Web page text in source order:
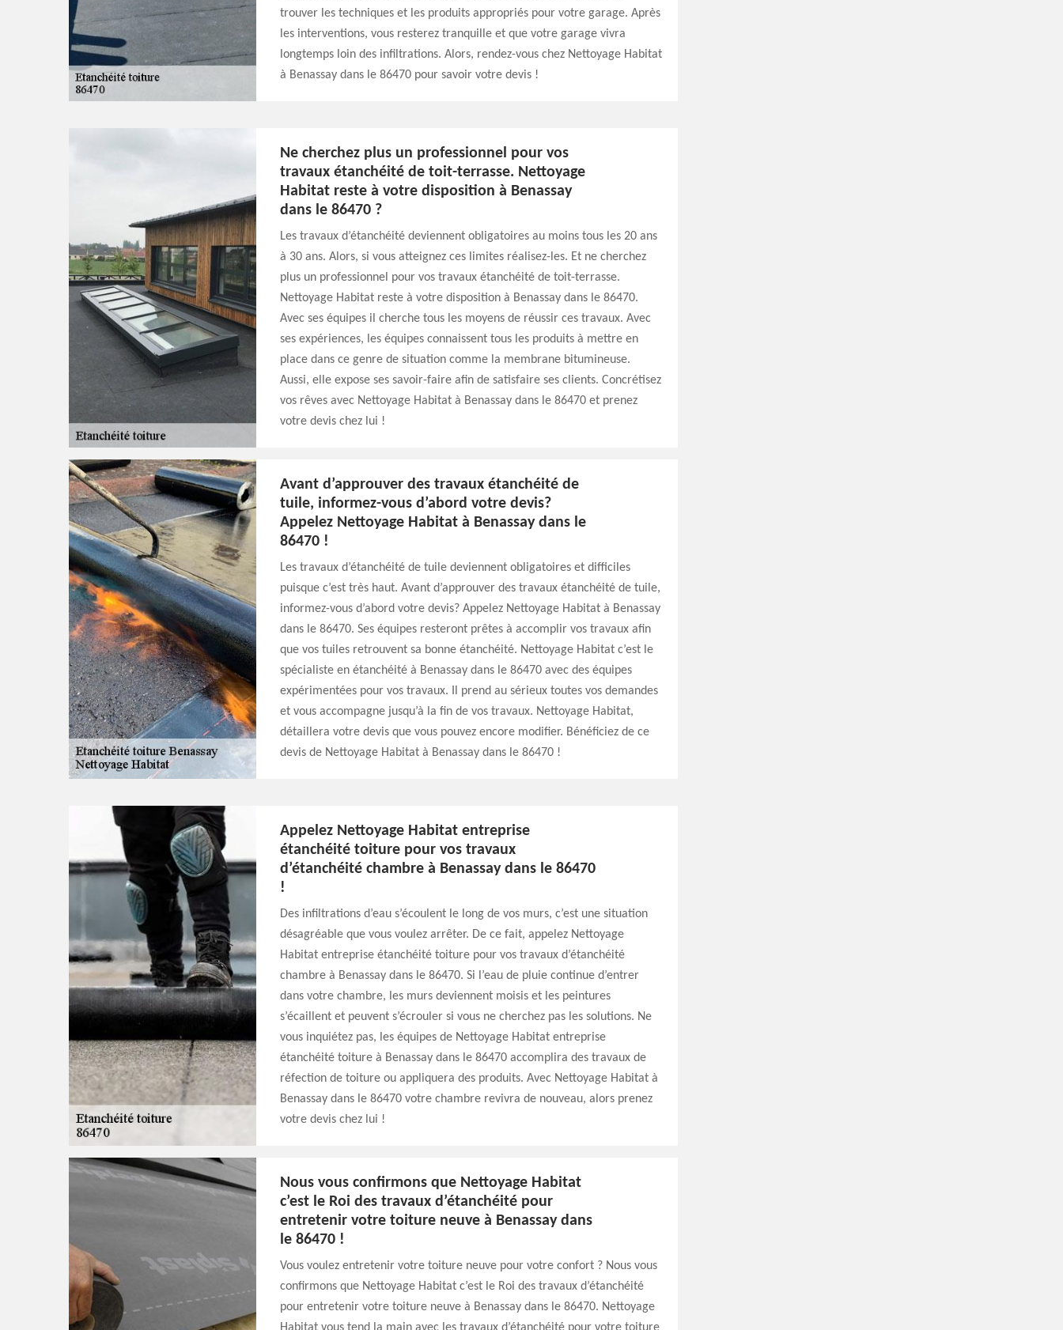
trouver les techniques et les produits appropriés pour votre garage. Après
les interventions, vous resterez tranquille et que votre garage vivra
longtemps loin des infiltrations. Alors, rendez-vous chez Nettoyage Habitat
à Benassay dans le 86470 pour savoir votre devis !
Ne cherchez plus un professionnel pour vos
travaux étanchéité de toit-terrasse. Nettoyage
Habitat reste à votre disposition à Benassay
dans le 86470 ?
Les travaux d’étanchéité deviennent obligatoires au moins tous les 20 ans
à 30 ans. Alors, si vous atteignez ces limites réalisez-les. Et ne cherchez
plus un professionnel pour vos travaux étanchéité de toit-terrasse.
Nettoyage Habitat reste à votre disposition à Benassay dans le 86470.
Avec ses équipes il cherche tous les moyens de réussir ces travaux. Avec
ses expériences, les équipes connaissent tous les produits à mettre en
place dans ce genre de situation comme la membrane bitumineuse.
Aussi, elle expose ses savoir-faire afin de satisfaire ses clients. Concrétisez
vos rêves avec Nettoyage Habitat à Benassay dans le 86470 et prenez
votre devis chez lui !
Avant d’approuver des travaux étanchéité de
tuile, informez-vous d’abord votre devis?
Appelez Nettoyage Habitat à Benassay dans le
86470 !
Les travaux d’étanchéité de tuile deviennent obligatoires et difficiles
puisque c’est très haut. Avant d’approuver des travaux étanchéité de tuile,
informez-vous d’abord votre devis? Appelez Nettoyage Habitat à Benassay
dans le 86470. Ses équipes resteront prêtes à accomplir vos travaux afin
que vos tuiles retrouvent sa bonne étanchéité. Nettoyage Habitat c’est le
spécialiste en étanchéité à Benassay dans le 86470 avec des équipes
expérimentées pour vos travaux. Il prend au sérieux toutes vos demandes
et vous accompagne jusqu’à la fin de vos travaux. Nettoyage Habitat,
détaillera votre devis que vous pouvez encore modifier. Bénéficiez de ce
devis de Nettoyage Habitat à Benassay dans le 86470 !
Appelez Nettoyage Habitat entreprise
étanchéité toiture pour vos travaux
d’étanchéité chambre à Benassay dans le 86470
!
Des infiltrations d’eau s’écoulent le long de vos murs, c’est une situation
désagréable que vous voulez arrêter. De ce fait, appelez Nettoyage
Habitat entreprise étanchéité toiture pour vos travaux d’étanchéité
chambre à Benassay dans le 86470. Si l’eau de pluie continue d’entrer
dans votre chambre, les murs deviennent moisis et les peintures
s’écaillent et peuvent s’écrouler si vous ne cherchez pas les solutions. Ne
vous inquiétez pas, les équipes de Nettoyage Habitat entreprise
étanchéité toiture à Benassay dans le 86470 accomplira des travaux de
réfection de toiture ou appliquera des produits. Avec Nettoyage Habitat à
Benassay dans le 86470 votre chambre revivra de nouveau, alors prenez
votre devis chez lui !
Nous vous confirmons que Nettoyage Habitat
c’est le Roi des travaux d’étanchéité pour
entretenir votre toiture neuve à Benassay dans
le 86470 !
Vous voulez entretenir votre toiture neuve pour votre confort ? Nous vous
confirmons que Nettoyage Habitat c’est le Roi des travaux d’étanchéité
pour entretenir votre toiture neuve à Benassay dans le 86470. Nettoyage